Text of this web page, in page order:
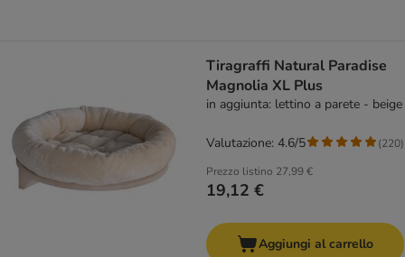
Tiragraffi Natural Paradise
Magnolia XL Plus
in aggiunta: lettino a parete - beige
Prezzo listino 27,99 €
19,12 €
Valutazione: 4.6/5 (220)
Aggiungi al carrello